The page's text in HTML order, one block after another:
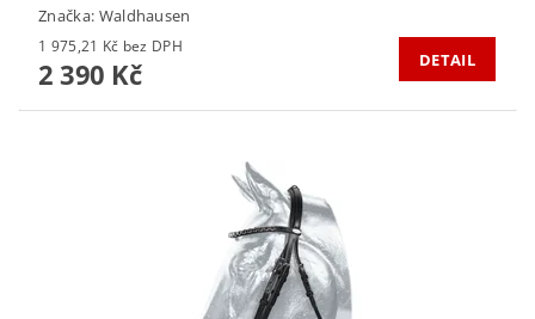
Značka: Waldhausen
1 975,21 Kč bez DPH
2 390 Kč DETAIL